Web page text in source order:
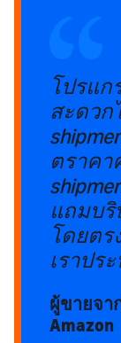
โปรแก
สะดวก
ตราคา
แถมบริ
โดยตร
เราปร
ผู้ขายจา
Amazon